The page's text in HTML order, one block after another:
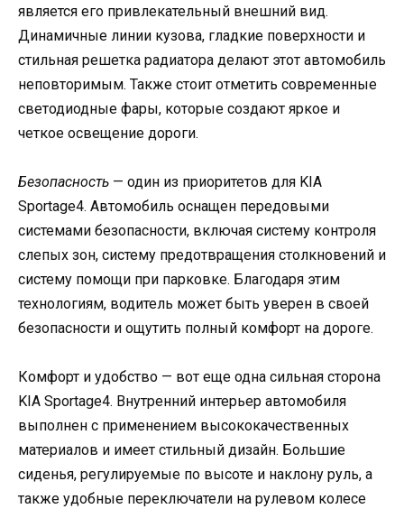
является его привлекательный внешний вид.
Динамичные линии кузова, гладкие поверхности и
стильная решетка радиатора делают этот автомобиль
неповторимым. Также стоит отметить современные
светодиодные фары, которые создают яркое и
четкое освещение дороги.
Безопасность — один из приоритетов для KIA
Sportage4. Автомобиль оснащен передовыми
системами безопасности, включая систему контроля
слепых зон, систему предотвращения столкновений и
систему помощи при парковке. Благодаря этим
технологиям, водитель может быть уверен в своей
безопасности и ощутить полный комфорт на дороге.
Комфорт и удобство — вот еще одна сильная сторона
KIA Sportage4. Внутренний интерьер автомобиля
выполнен с применением высококачественных
материалов и имеет стильный дизайн. Большие
сиденья, регулируемые по высоте и наклону руль, а
также удобные переключатели на рулевом колесе